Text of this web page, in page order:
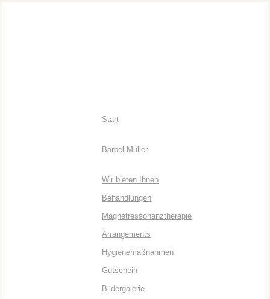
Start
Bärbel Müller
Wir bieten Ihnen
Behandlungen
Magnetressonanztherapie
Arrangements
Hygienemaßnahmen
Gutschein
Bildergalerie